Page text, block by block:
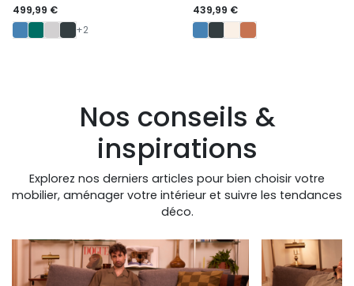
499,99 €
+2
439,99 €
Nos conseils &
inspirations
Explorez nos derniers articles pour bien choisir votre
mobilier, aménager votre intérieur et suivre les tendances
déco.